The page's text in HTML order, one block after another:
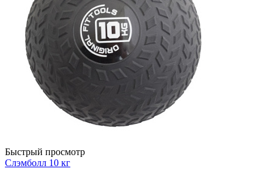
Быстрый просмотр
Слэмболл 10 кг